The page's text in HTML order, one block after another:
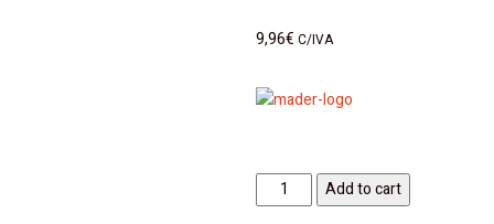
9,96€ C/IVA
Arranca
Pregos
Add to cart